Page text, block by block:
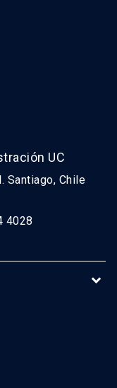
UC
Santiago, Chile
4028